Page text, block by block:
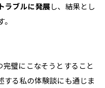
ラブルに発展し、結果とし
完璧にこなそうとすること
する私の体験談にも通じま